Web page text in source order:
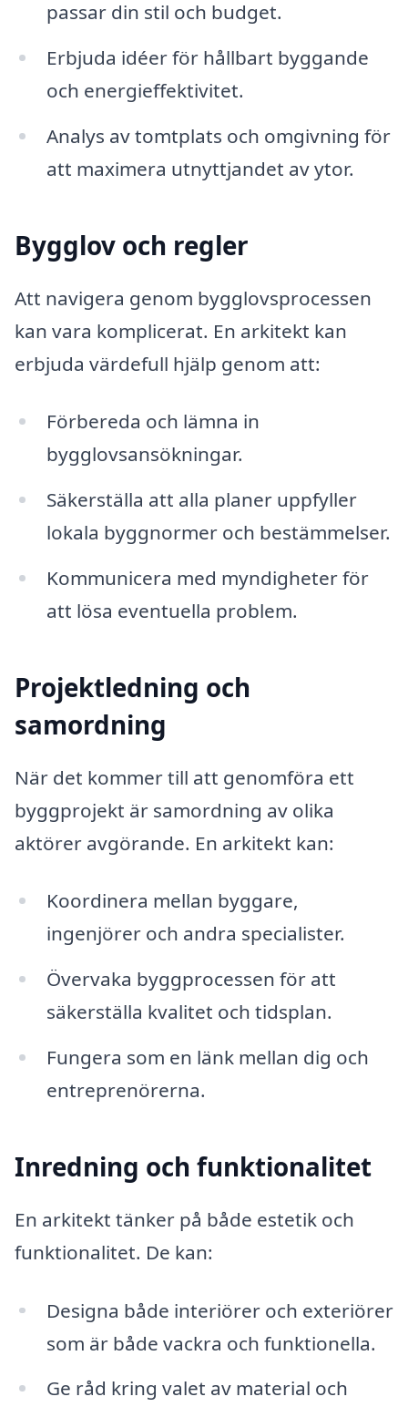
passar din stil och budget.
Erbjuda idéer för hållbart byggande
och energieffektivitet.
Analys av tomtplats och omgivning för
att maximera utnyttjandet av ytor.
Bygglov och regler
Att navigera genom bygglovsprocessen
kan vara komplicerat. En arkitekt kan
erbjuda värdefull hjälp genom att:
Förbereda och lämna in
bygglovsansökningar.
Säkerställa att alla planer uppfyller
lokala byggnormer och bestämmelser.
Kommunicera med myndigheter för
att lösa eventuella problem.
Projektledning och
samordning
När det kommer till att genomföra ett
byggprojekt är samordning av olika
aktörer avgörande. En arkitekt kan:
Koordinera mellan byggare,
ingenjörer och andra specialister.
Övervaka byggprocessen för att
säkerställa kvalitet och tidsplan.
Fungera som en länk mellan dig och
entreprenörerna.
Inredning och funktionalitet
En arkitekt tänker på både estetik och
funktionalitet. De kan:
Designa både interiörer och exteriörer
som är både vackra och funktionella.
Ge råd kring valet av material och